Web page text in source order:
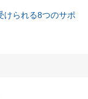
けられる8つのサポ